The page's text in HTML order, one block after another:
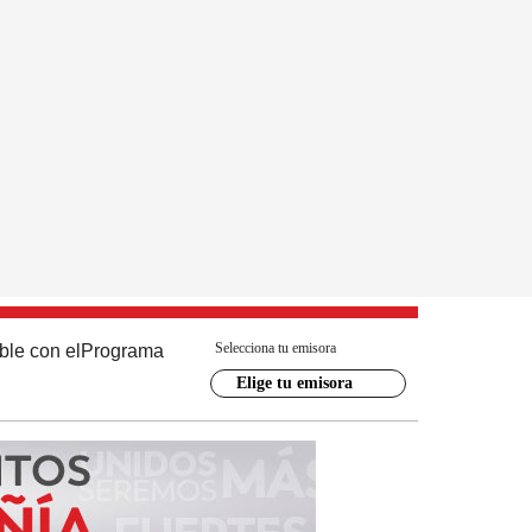
con el Programa Selecciona tu emisora
Elige tu emisora